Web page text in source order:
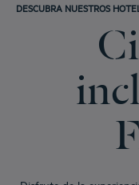
DESCUBRA NUESTROS